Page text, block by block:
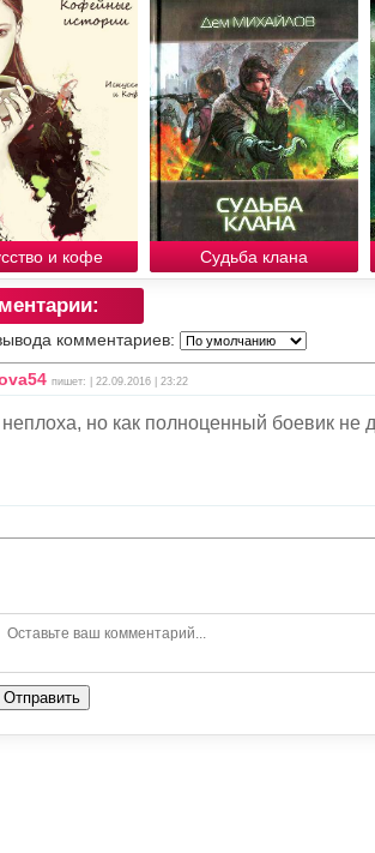
и кофе Судьба клана
комментариев:
пишет: | 22.09.2016 | 23:22
неплоха, но как полноценный боевик не
Отправить